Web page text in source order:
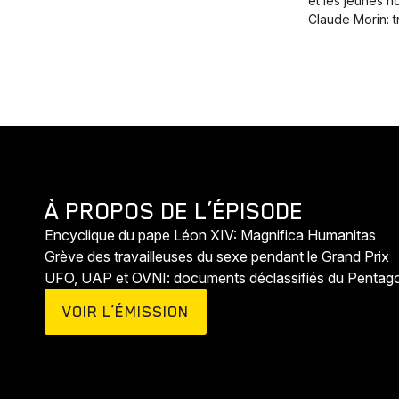
Claude Morin:
À PROPOS DE L’ÉPISODE
Encyclique du pape Léon XIV: Magnifica Humanitas
Grève des travailleuses du sexe pendant le Grand Prix
UFO, UAP et OVNI: documents déclassifiés du
VOIR L’ÉMISSION